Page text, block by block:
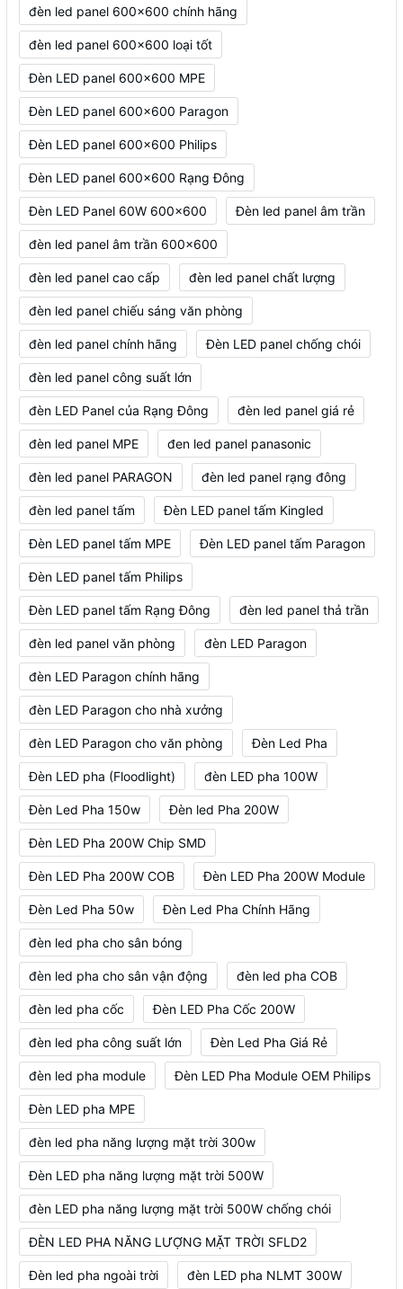
đèn led panel 600x600 chính hãng
đèn led panel 600x600 loại tốt
Đèn LED panel 600x600 MPE
Đèn LED panel 600x600 Paragon
Đèn LED panel 600x600 Philips
Đèn LED panel 600x600 Rạng Đông
Đèn LED Panel 60W 600x600 Đèn led panel âm trần
đèn led panel âm trần 600x600
đèn led panel cao cấp đèn led panel chất lượng
đèn led panel chiếu sáng văn phòng
đèn led panel chính hãng Đèn LED panel chống chói
đèn led panel công suất lớn
đèn LED Panel của Rạng Đông đèn led panel giá rẻ
đèn led panel MPE đen led panel panasonic
đèn led panel PARAGON đèn led panel rạng đông
đèn led panel tấm Đèn LED panel tấm Kingled
Đèn LED panel tấm MPE Đèn LED panel tấm Paragon
Đèn LED panel tấm Philips
Đèn LED panel tấm Rạng Đông đèn led panel thả trần
đèn led panel văn phòng đèn LED Paragon
đèn LED Paragon chính hãng
đèn LED Paragon cho nhà xưởng
đèn LED Paragon cho văn phòng Đèn Led Pha
Đèn LED pha (Floodlight) đèn LED pha 100W
Đèn Led Pha 150w Đèn led Pha 200W
Đèn LED Pha 200W Chip SMD
Đèn LED Pha 200W COB Đèn LED Pha 200W Module
Đèn Led Pha 50w Đèn Led Pha Chính Hãng
đèn led pha cho sân bóng
đèn led pha cho sân vận động đèn led pha COB
đèn led pha cốc Đèn LED Pha Cốc 200W
đèn led pha công suất lớn Đèn Led Pha Giá Rẻ
đèn led pha module Đèn LED Pha Module OEM Philips
Đèn LED pha MPE
đèn led pha năng lượng mặt trời 300w
Đèn LED pha năng lượng mặt trời 500W
đèn LED pha năng lượng mặt trời 500W chống chói
ĐÈN LED PHA NĂNG LƯỢNG MẶT TRỜI SFLD2
Đèn led pha ngoài trời đèn LED pha NLMT 300W